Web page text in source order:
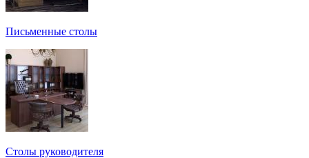
Письменные столы
Столы руководителя